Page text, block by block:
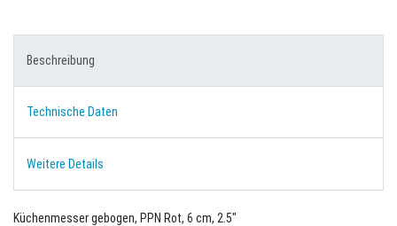
Beschreibung
Technische Daten
Weitere Details
Küchenmesser gebogen, PPN Rot, 6 cm, 2.5"